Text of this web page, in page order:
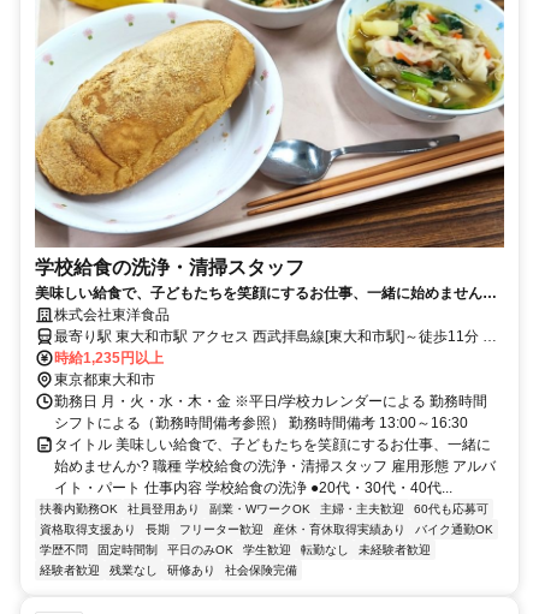
学校給食の洗浄・清掃スタッフ
美味しい給食で、子どもたちを笑顔にするお仕事、一緒に始めません
か?株式会社東洋食品
最寄り駅 東大和市駅 アクセス 西武拝島線[東大和市駅]～徒歩11分 ※
イトーヨーカドー近く
時給1,235円以上
東京都東大和市
勤務日 月・火・水・木・金 ※平日/学校カレンダーによる 勤務時間
シフトによる（勤務時間備考参照） 勤務時間備考 13:00～16:30
タイトル 美味しい給食で、子どもたちを笑顔にするお仕事、一緒に
始めませんか? 職種 学校給食の洗浄・清掃スタッフ 雇用形態 アルバ
イト・パート 仕事内容 学校給食の洗浄 ●20代・30代・40代...
扶養内勤務OK 社員登用あり 副業・WワークOK 主婦・主夫歓迎
60代も応募可
資格取得支援あり
長期 フリーター歓迎 産休・育休取得実績あり
バイク通勤OK
学歴不問
固定時間制 平日のみOK 学生歓迎 転勤なし
未経験者歓迎
経験者歓迎
残業なし 研修あり 社会保険完備